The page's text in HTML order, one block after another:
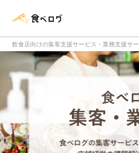
飲食店向けの集客支援サービス・業務支援サー